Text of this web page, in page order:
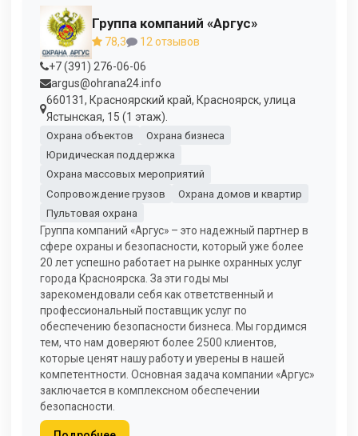
Группа компаний «Аргус»
78,3
12 отзывов
+7 (391) 276-06-06
argus@ohrana24.info
660131, Красноярский край, Красноярск, улица
Ястынская, 15 (1 этаж).
Охрана объектов
Охрана бизнеса
Юридическая поддержка
Охрана массовых мероприятий
Сопровождение грузов
Охрана домов и квартир
Пультовая охрана
Группа компаний «Аргус» – это надежный партнер в
сфере охраны и безопасности, который уже более
20 лет успешно работает на рынке охранных услуг
города Красноярска. За эти годы мы
зарекомендовали себя как ответственный и
профессиональный поставщик услуг по
обеспечению безопасности бизнеса. Мы гордимся
тем, что нам доверяют более 2500 клиентов,
которые ценят нашу работу и уверены в нашей
компетентности. Основная задача компании «Аргус»
заключается в комплексном обеспечении
безопасности.